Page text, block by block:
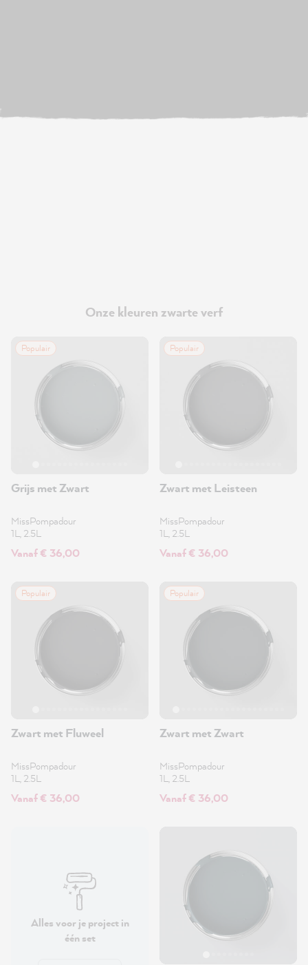
Onze kleuren zwarte verf
Populair
Grijs met Zwart
MissPompadour
1L, 2.5L
Vanaf € 36,00
Populair
Zwart met Leisteen
MissPompadour
1L, 2.5L
Vanaf € 36,00
Populair
Zwart met Fluweel
MissPompadour
1L, 2.5L
Vanaf € 36,00
Populair
Zwart met Zwart
MissPompadour
1L, 2.5L
Vanaf € 36,00
Alles voor je project in
één set